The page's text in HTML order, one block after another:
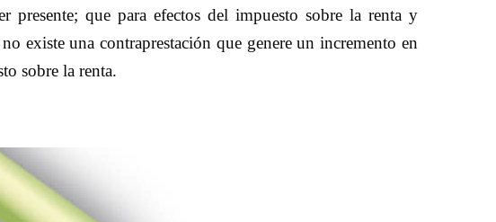
presente; que para efectos del impuesto sobre la renta y
existe una contraprestación que genere un incremento en
sobre la renta.